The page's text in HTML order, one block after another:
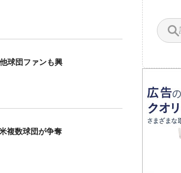
球団ファンも興
複数球団が争奪